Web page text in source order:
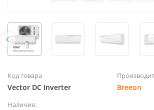
Код товара
Vector DC Inverter Breeon
Наличие: